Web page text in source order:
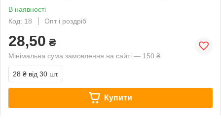
В наявності
Код: 18
Опт і роздріб
28,50 ₴
Мінімальна сума замовлення на сайті — 150 ₴
28 ₴ від 30 шт.
Купити